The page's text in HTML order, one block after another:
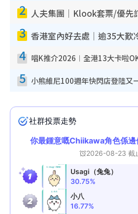
2
3
4
5